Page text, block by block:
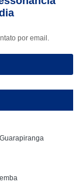
por email.